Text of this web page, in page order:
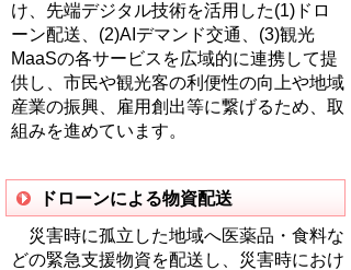
け、先端デジタル技術を活用した(1)ドロ
ーン配送、(2)AIデマンド交通、(3)観光
MaaSの各サービスを広域的に連携して提
供し、市民や観光客の利便性の向上や地域
産業の振興、雇用創出等に繋げるため、取
組みを進めています。
ドローンによる物資配送
災害時に孤立した地域へ医薬品・食料な
どの緊急支援物資を配送し、災害時におけ